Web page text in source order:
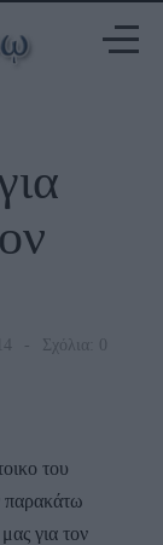
Σχόλια: 0
του
παρακάτω
για τον